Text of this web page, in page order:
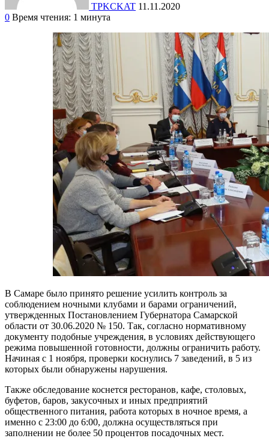
TPKCKAT 11.11.2020
0 Время чтения: 1 минута
В Самаре было принято решение усилить контроль за
соблюдением ночными клубами и барами ограничений,
утвержденных Постановлением Губернатора Самарской
области от 30.06.2020 № 150. Так, согласно нормативному
документу подобные учреждения, в условиях действующего
режима повышенной готовности, должны ограничить работу.
Начиная с 1 ноября, проверки коснулись 7 заведений, в 5 из
которых были обнаружены нарушения.
Также обследование коснется ресторанов, кафе, столовых,
буфетов, баров, закусочных и иных предприятий
общественного питания, работа которых в ночное время, а
именно с 23:00 до 6:00, должна осуществляться при
заполнении не более 50 процентов посадочных мест.